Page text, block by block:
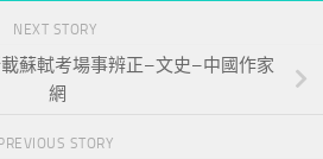
NEXT STORY
蘇軾考場事辨正–文史–中國作家
網
STORY